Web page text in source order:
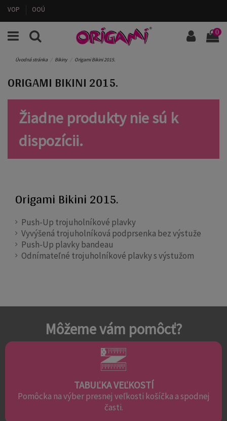
VOP OOÚ
0
Úvodná stránka Bikiny Origami Bikini 2015.
ORIGAMI BIKINI 2015.
Žiadne produkty nie sú k
dispozícii.
Origami Bikini 2015.
Push-Up trojuholníkové plavky
Vyvýšená trojuholníková podprsenka bez výstuže
Push-Up plavky bandeau
Odnímateľné trojuholníkové plavky s výstužom
Môžeme vám pomôcť?
TABUĽKA VEĽKOSTÍ
Pomôcka na výber presnej veľkosti košíčka a spodnej
časti.